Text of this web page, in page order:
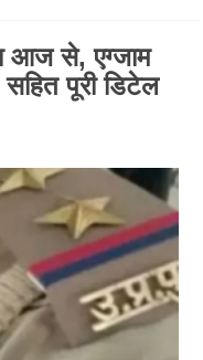
आज से, एग्जाम
सहित पूरी डिटेल